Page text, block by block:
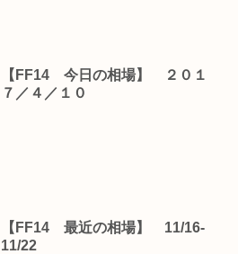
【FF14 今日の相場】 ２０１
７／４／１０
【FF14 最近の相場】 11/16-
11/22